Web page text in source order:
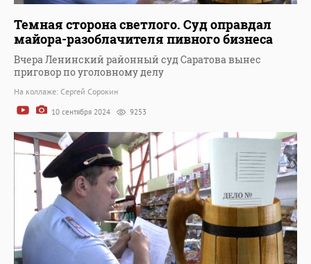
Темная сторона светлого. Суд оправдал
майора-разоблачителя пивного бизнеса
Вчера Ленинский районный суд Саратова вынес
приговор по уголовному делу
На коллаже: Сергей Сорокин
10 сентября 2024 9253